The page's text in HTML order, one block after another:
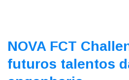
NOVA FCT
futuros talentos